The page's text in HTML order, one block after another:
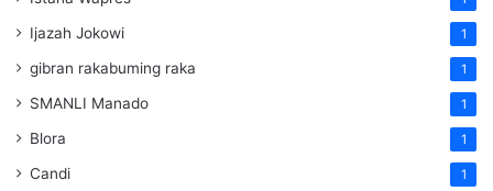
Ijazah Jokowi 1
gibran rakabuming raka 1
SMANLI Manado 1
Blora 1
Candi 1